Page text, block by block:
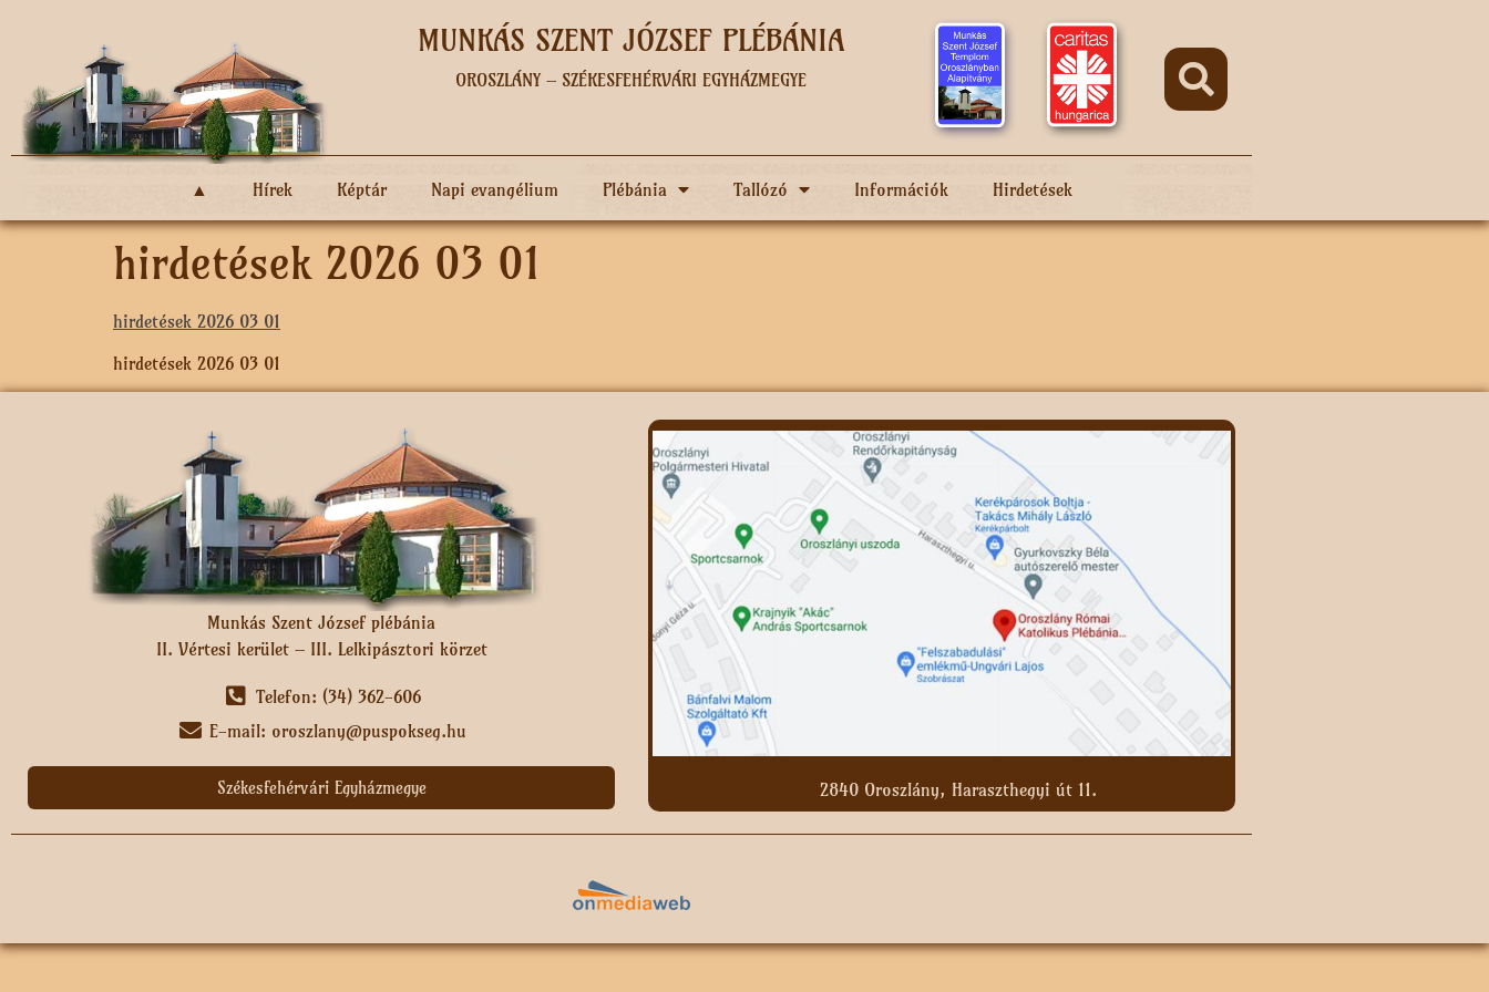
MUNKÁS SZENT JÓZSEF PLÉBÁNIA
OROSZLÁNY – SZÉKESFEHÉRVÁRI EGYHÁZMEGYE
▲ Hírek Képtár Napi evangélium Plébánia Tallózó Információk Hirdetések
hirdetések 2026 03 01
hirdetések 2026 03 01
hirdetések 2026 03 01
Munkás Szent József plébánia
II. Vértesi kerület – III. Lelkipásztori körzet
Telefon: (34) 362-606
E-mail: oroszlany@puspokseg.hu
Székesfehérvári Egyházmegye 2840 Oroszlány, Haraszthegyi út 11.